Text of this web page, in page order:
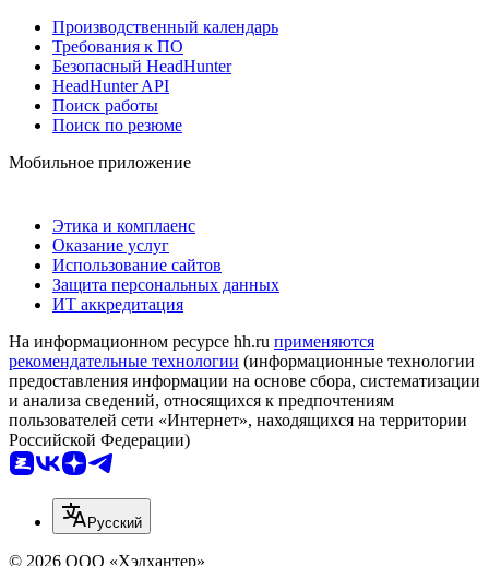
Производственный календарь
Требования к ПО
Безопасный HeadHunter
HeadHunter API
Поиск работы
Поиск по резюме
Мобильное приложение
Этика и комплаенс
Оказание услуг
Использование сайтов
Защита персональных данных
ИТ аккредитация
На информационном ресурсе hh.ru применяются
рекомендательные технологии (информационные технологии
предоставления информации на основе сбора, систематизации
и анализа сведений, относящихся к предпочтениям
пользователей сети «Интернет», находящихся на территории
Российской Федерации)
Русский
© 2026 ООО «Хэдхантер»